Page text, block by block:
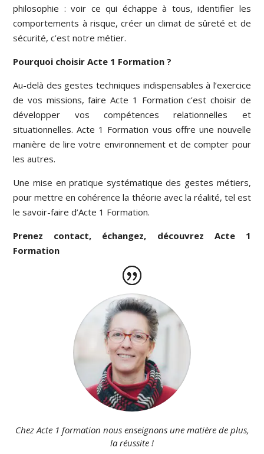
philosophie : voir ce qui échappe à tous, identifier les
comportements à risque, créer un climat de sûreté et de
sécurité, c’est notre métier.
Pourquoi choisir Acte 1 Formation ?
Au-delà des gestes techniques indispensables à l’exercice
de vos missions, faire Acte 1 Formation c’est choisir de
développer vos compétences relationnelles et
situationnelles. Acte 1 Formation vous offre une nouvelle
manière de lire votre environnement et de compter pour
les autres.
Une mise en pratique systématique des gestes métiers,
pour mettre en cohérence la théorie avec la réalité, tel est
le savoir-faire d’Acte 1 Formation.
Prenez contact, échangez, découvrez Acte 1
Formation
Chez Acte 1 formation nous enseignons une matière de plus,
la réussite !